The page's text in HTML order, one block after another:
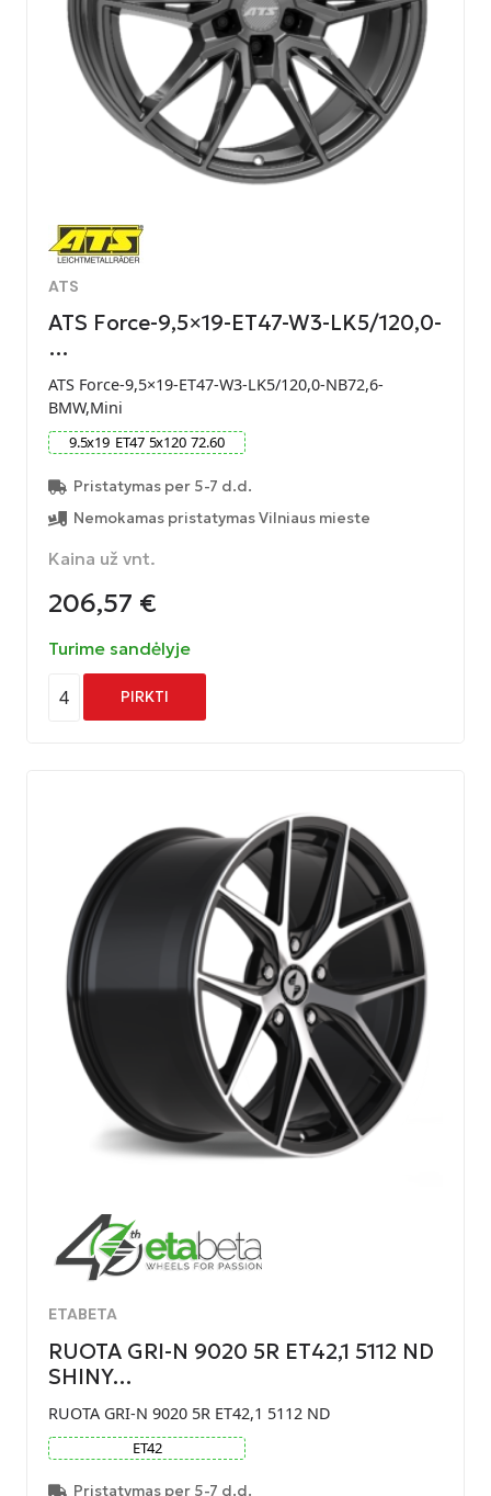
ATS
ATS Force-9,5×19-ET47-W3-LK5/120,0-
…
ATS Force-9,5×19-ET47-W3-LK5/120,0-NB72,6-
BMW,Mini
9.5x19 ET47 5x120 72.60
Pristatymas per 5-7 d.d.
Nemokamas pristatymas Vilniaus mieste
Kaina už vnt.
206,57 €
Turime sandėlyje
4 PIRKTI
ETABETA
RUOTA GRI-N 9020 5R ET42,1 5112 ND
SHINY…
RUOTA GRI-N 9020 5R ET42,1 5112 ND
ET42
Pristatymas per 5-7 d.d.